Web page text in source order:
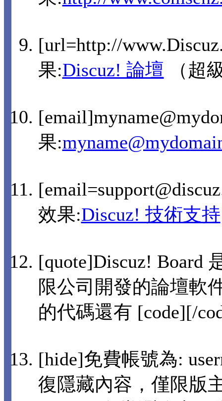
[url=http://
果:Discuz! 論壇 （超
果:
效果:Discuz! 技術支持
[quote]Discuz! Board
限公司開發的論壇軟
的代碼還有 [code][/
[hide]免費帳號為:
復隱藏內容，僅限版